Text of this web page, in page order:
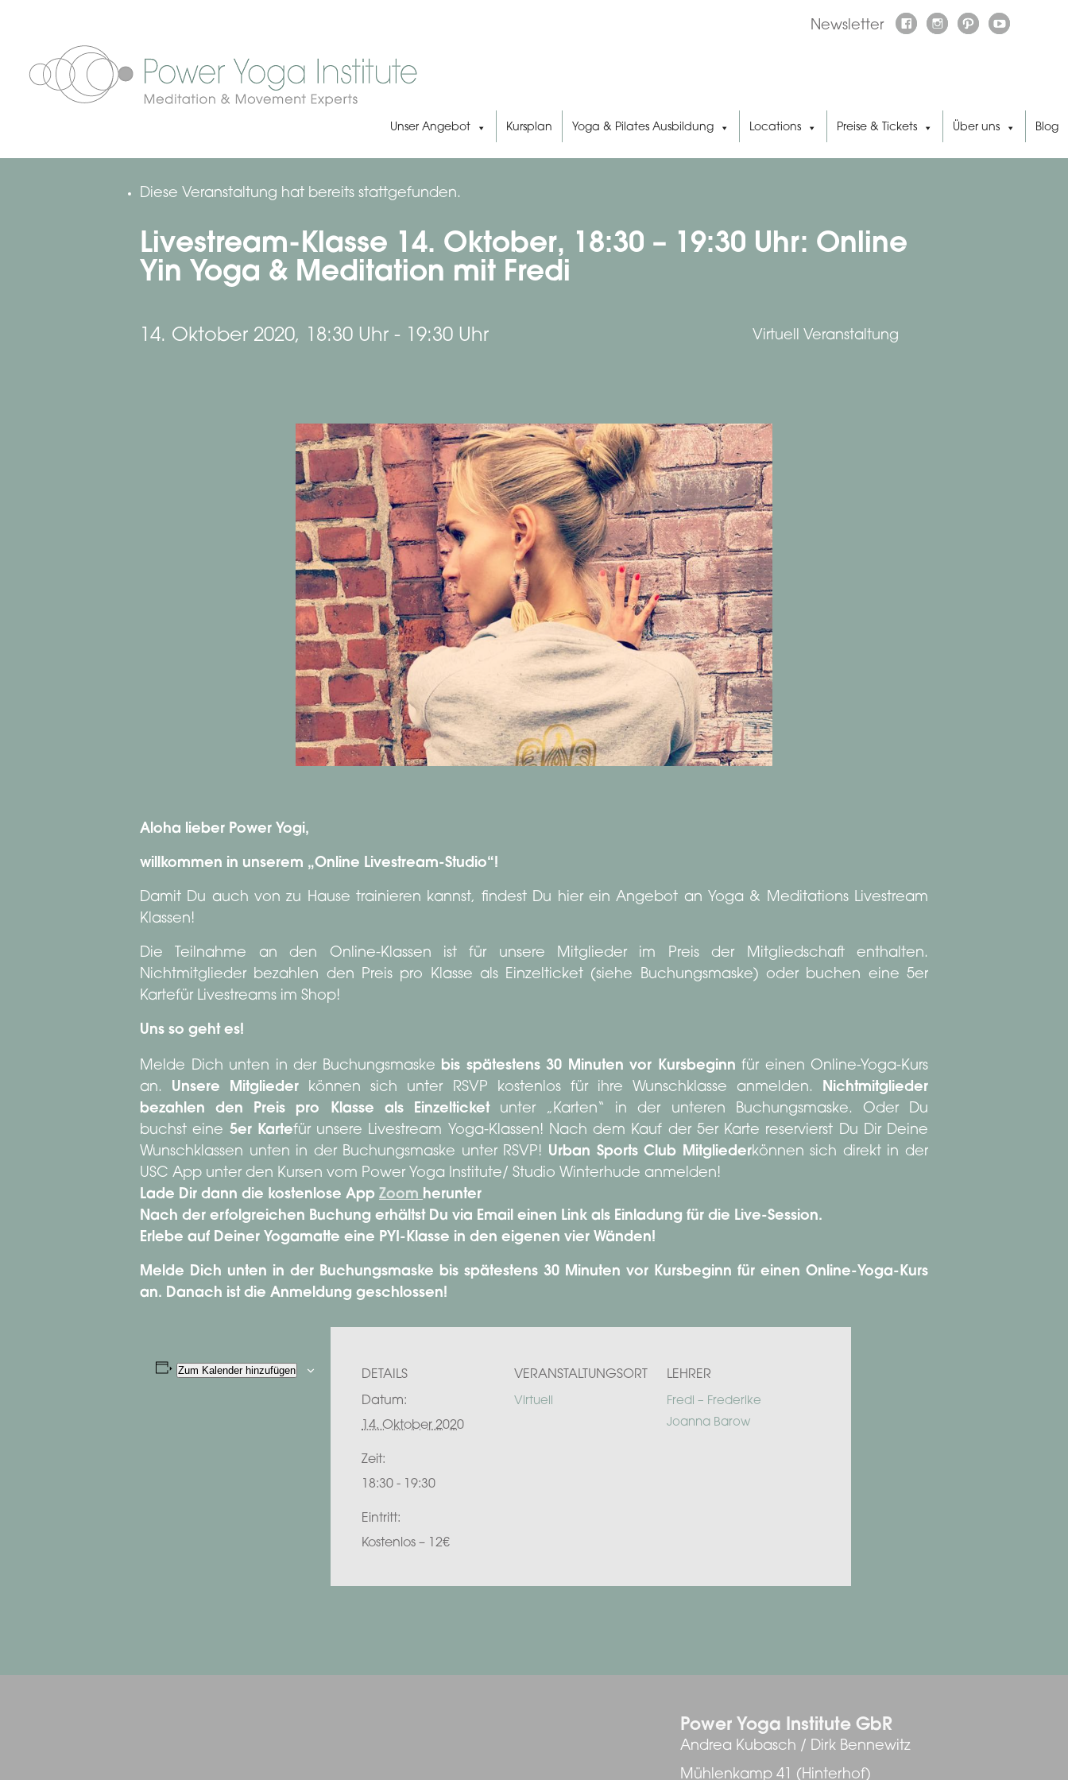
Newsletter
Unser Angebot Kursplan Yoga & Pilates Ausbildung Locations Preise & Tickets Über uns Blog
Diese Veranstaltung hat bereits stattgefunden.
Livestream-Klasse 14. Oktober, 18:30 – 19:30 Uhr: Online
Yin Yoga & Meditation mit Fredi
14. Oktober 2020, 18:30 Uhr - 19:30 Uhr Virtuell Veranstaltung
Aloha lieber Power Yogi,
willkommen in unserem „Online Livestream-Studio“!
Damit Du auch von zu Hause trainieren kannst, findest Du hier ein Angebot an Yoga & Meditations Livestream
Klassen!
Die Teilnahme an den Online-Klassen ist für unsere Mitglieder im Preis der Mitgliedschaft enthalten.
Nichtmitglieder bezahlen den Preis pro Klasse als Einzelticket (siehe Buchungsmaske) oder buchen eine 5er
Kartefür Livestreams im Shop!
Uns so geht es!
Melde Dich unten in der Buchungsmaske bis spätestens 30 Minuten vor Kursbeginn für einen Online-Yoga-Kurs
an. Unsere Mitglieder können sich unter RSVP kostenlos für ihre Wunschklasse anmelden. Nichtmitglieder
bezahlen den Preis pro Klasse als Einzelticket unter „Karten“ in der unteren Buchungsmaske. Oder Du
buchst eine 5er Kartefür unsere Livestream Yoga-Klassen! Nach dem Kauf der 5er Karte reservierst Du Dir Deine
Wunschklassen unten in der Buchungsmaske unter RSVP! Urban Sports Club Mitgliederkönnen sich direkt in der
USC App unter den Kursen vom Power Yoga Institute/ Studio Winterhude anmelden!
Lade Dir dann die kostenlose App Zoom herunter
Nach der erfolgreichen Buchung erhältst Du via Email einen Link als Einladung für die Live-Session.
Erlebe auf Deiner Yogamatte eine PYI-Klasse in den eigenen vier Wänden!
Melde Dich unten in der Buchungsmaske bis spätestens 30 Minuten vor Kursbeginn für einen Online-Yoga-Kurs
an. Danach ist die Anmeldung geschlossen!
Zum Kalender hinzufügen DETAILS
Datum:
14. Oktober 2020
Zeit:
18:30 - 19:30
Eintritt:
Kostenlos – 12€
VERANSTALTUNGSORT
Virtuell
LEHRER
Fredi – Frederike
Joanna Barow
Power Yoga Institute GbR
Andrea Kubasch / Dirk Bennewitz
Mühlenkamp 41 (Hinterhof)